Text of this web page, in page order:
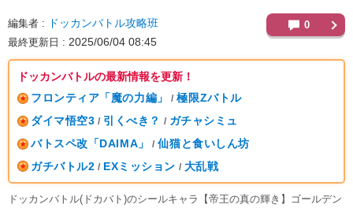
編集者 ドッカンバトル攻略班
最終更新日 2025/06/04 08:45
0
ドッカンバトルの最新情報を更新！
フロンティア「魔の力編」
/ 極限Zバトル
ダイマ悟空3 / 引くべき？ / ガチャシミュ
バトスペ改「DAIMA」
/ 仙猫と食いしん坊
ガチバトル2 / EXミッション / 大乱戦
ドッカンバトル(ドカバト)のシールキャラ【帝王の真の輝き】ゴールデン